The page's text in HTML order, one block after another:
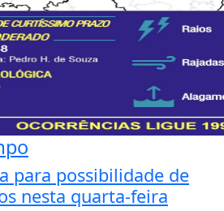
para possibilidade de
nesta quarta-feira